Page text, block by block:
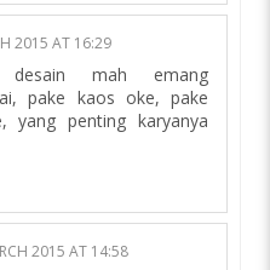
2015 AT 16:29
desain mah emang
pake kaos oke, pake
yang penting karyanya
2015 AT 14:58